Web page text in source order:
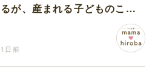
るが、産まれる子どものこと
を第一に考えてと流される
1日前